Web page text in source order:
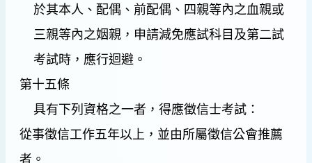
於其本人、配偶、前配偶、四親等內之血親或
三親等內之姻親，申請減免應試科目及第二試
考試時，應行迴避。
第十五條
具有下列資格之一者，得應徵信士考試：
從事徵信工作五年以上，並由所屬徵信公會推薦
者。